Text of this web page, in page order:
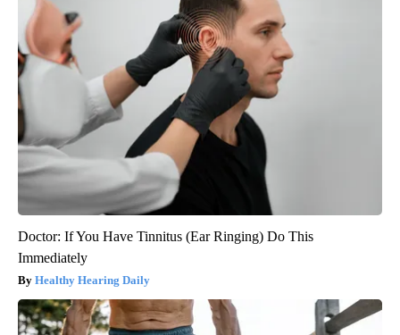
Doctor: If You Have Tinnitus (Ear Ringing) Do This
Immediately
Healthy Hearing Daily